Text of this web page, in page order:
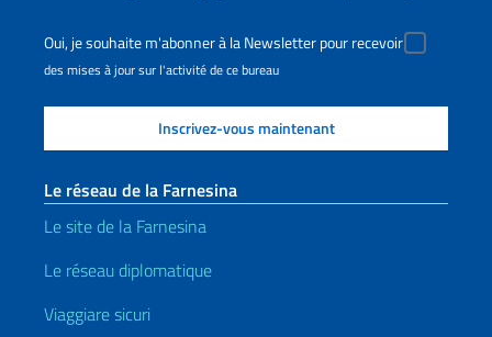
Oui, je souhaite m'abonner à la Newsletter pour recevoir
des mises à jour sur l'activité de ce bureau
Le réseau de la Farnesina
Le site de la Farnesina
Le réseau diplomatique
Viaggiare sicuri